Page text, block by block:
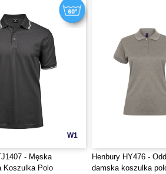
W1
- Męska
Koszulka Polo
Henbury HY476 -
damska koszulka